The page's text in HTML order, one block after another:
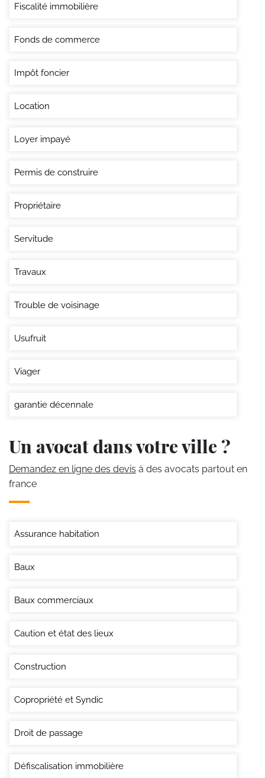
Fiscalité immobilière
Fonds de commerce
Impôt foncier
Location
Loyer impayé
Permis de construire
Propriétaire
Servitude
Travaux
Trouble de voisinage
Usufruit
Viager
garantie décennale
Un avocat dans votre ville ?
Demandez en ligne des devis à des avocats partout en
france
Assurance habitation
Baux
Baux commerciaux
Caution et état des lieux
Construction
Copropriété et Syndic
Droit de passage
Défiscalisation immobilière